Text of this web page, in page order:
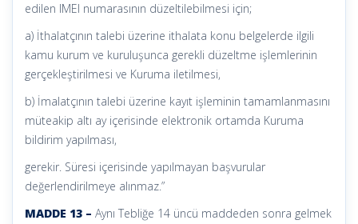
edilen IMEI numarasının düzeltilebilmesi için;
a) İthalatçının talebi üzerine ithalata konu belgelerde ilgili
kamu kurum ve kuruluşunca gerekli düzeltme işlemlerinin
gerçekleştirilmesi ve Kuruma iletilmesi,
b) İmalatçının talebi üzerine kayıt işleminin tamamlanmasını
müteakip altı ay içerisinde elektronik ortamda Kuruma
bildirim yapılması,
gerekir. Süresi içerisinde yapılmayan başvurular
değerlendirilmeye alınmaz.”
MADDE 13 – Aynı Tebliğe 14 üncü maddeden sonra gelmek